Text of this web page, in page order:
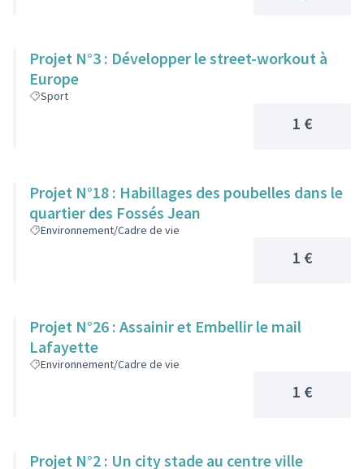
Projet N°3 : Développer le street-workout à
Europe
Sport
1 €
Projet N°18 : Habillages des poubelles dans le
quartier des Fossés Jean
Environnement/Cadre de vie
1 €
Projet N°26 : Assainir et Embellir le mail
Lafayette
Environnement/Cadre de vie
1 €
Projet N°2 : Un city stade au centre ville